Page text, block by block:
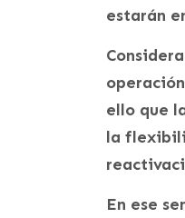
estarán
ello que
la
En ese